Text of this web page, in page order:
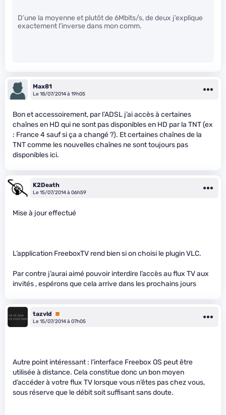
D’une la moyenne et plutôt de 6Mbits/s, de deux j’explique
exactement l’inverse dans mon comm.
Max81
Le 18/07/2014 à 19h05
Bon et accessoirement, par l’ADSL j’ai accès à certaines
chaînes en HD qui ne sont pas disponibles en HD par la TNT (ex
: France 4 sauf si ça a changé ?). Et certaines chaînes de la
TNT comme les nouvelles chaînes ne sont toujours pas
disponibles ici.
K2Death
Le 15/07/2014 à 06h59
Mise à jour effectué
L’application FreeboxTV rend bien si on choisi le plugin VLC.
Par contre j’aurai aimé pouvoir interdire l’accès au flux TV aux
invités , espérons que cela arrive dans les prochains jours
tazvld
Premium
Le 15/07/2014 à 07h05
Autre point intéressant : l’interface Freebox OS peut être
utilisée à distance. Cela constitue donc un bon moyen
d’accéder à votre flux TV lorsque vous n’êtes pas chez vous,
sous réserve que le débit soit suffisant sans doute.